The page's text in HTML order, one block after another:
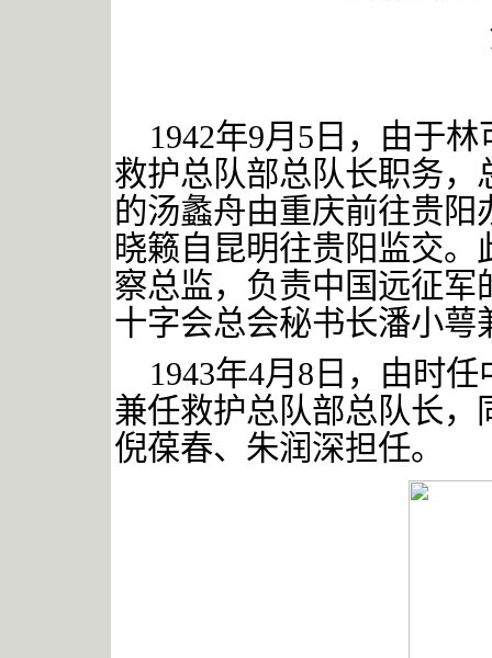
1942年9月 5 日，由于
救护总队部总队长职务
的汤蠡舟由重庆前往贵
晓籁自昆明往贵阳监交
察总监，负责中国远征
十字会总会秘书长潘小萼
1943年4月 8 日，由时
兼任救护总队部总队长，
倪葆春、朱润深担任。